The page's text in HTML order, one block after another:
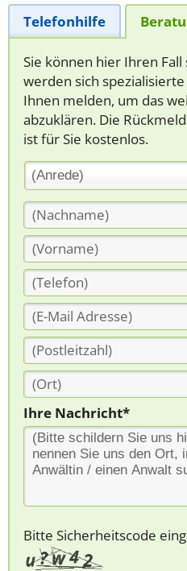
Telefonhilfe
Sie können hier Ihren
werden sich
Ihnen melden, um das
abzuklären. Die
ist für Sie kostenlos.
(Anrede)
Ihre Nachricht*
Bitte Sicherheitscode